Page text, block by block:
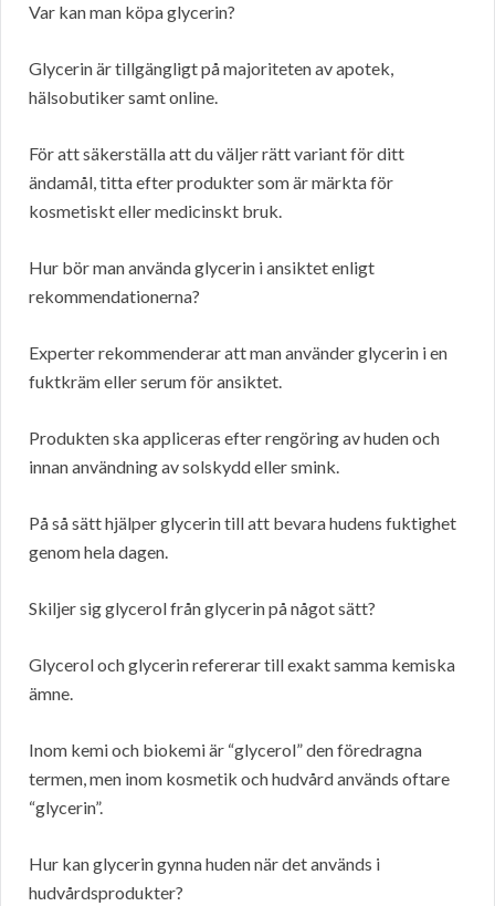
Var kan man köpa glycerin?
Glycerin är tillgängligt på majoriteten av apotek,
hälsobutiker samt online.
För att säkerställa att du väljer rätt variant för ditt
ändamål, titta efter produkter som är märkta för
kosmetiskt eller medicinskt bruk.
Hur bör man använda glycerin i ansiktet enligt
rekommendationerna?
Experter rekommenderar att man använder glycerin i en
fuktkräm eller serum för ansiktet.
Produkten ska appliceras efter rengöring av huden och
innan användning av solskydd eller smink.
På så sätt hjälper glycerin till att bevara hudens fuktighet
genom hela dagen.
Skiljer sig glycerol från glycerin på något sätt?
Glycerol och glycerin refererar till exakt samma kemiska
ämne.
Inom kemi och biokemi är “glycerol” den föredragna
termen, men inom kosmetik och hudvård används oftare
“glycerin”.
Hur kan glycerin gynna huden när det används i
hudvårdsprodukter?